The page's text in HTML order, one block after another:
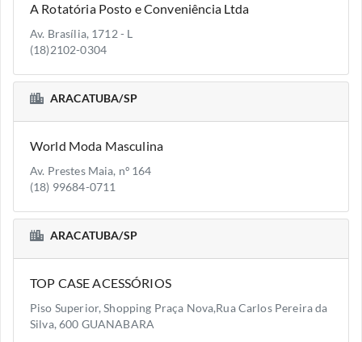
A Rotatória Posto e Conveniência Ltda
Av. Brasília, 1712 - L
(18)2102-0304
ARACATUBA/SP
World Moda Masculina
Av. Prestes Maia, nº 164
(18) 99684-0711
ARACATUBA/SP
TOP CASE ACESSÓRIOS
Piso Superior, Shopping Praça Nova,Rua Carlos Pereira da
Silva, 600 GUANABARA